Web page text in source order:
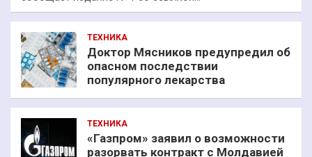
ТЕХНИКА
Доктор Мясников предупредил об
опасном последствии
популярного лекарства
ТЕХНИКА
«Газпром» заявил о возможности
разорвать контракт с Молдавией